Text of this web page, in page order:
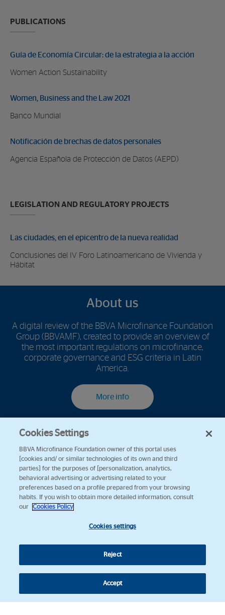
PUBLICATIONS
Guía de Economía Circular: de la estrategia a la acción
Women Action Sustainability
Women, Business and the Law 2021
Banco Mundial
Notificación de brechas de datos personales
Agencia Española de Protección de Datos (AEPD)
LEGISLATION AND REGULATORY PROJECTS
Las ciudades, en el epicentro de la nueva realidad
Conclusiones del IV Foro Latinoamericano de Vivienda y
Hábitat
About us
A digital review of the BBVA Microfinance Foundation
Group (BBVAMF), created to provide an overview of
the most important regulations on microfinance,
corporate governance and ESG criteria in Latin
America.
More info
Cookies Settings
BBVA Microfinance Foundation owner of this portal uses
[cookies and/ or similar technologies of its own and third
parties] for the purposes of [personalization, analytics,
behavioral advertising or advertising related to your
preferences based on a profile prepared from your browsing
habits. If you wish to obtain more detailed information, consult
our
Cookies Policy
Cookies settings
Reject
Accept